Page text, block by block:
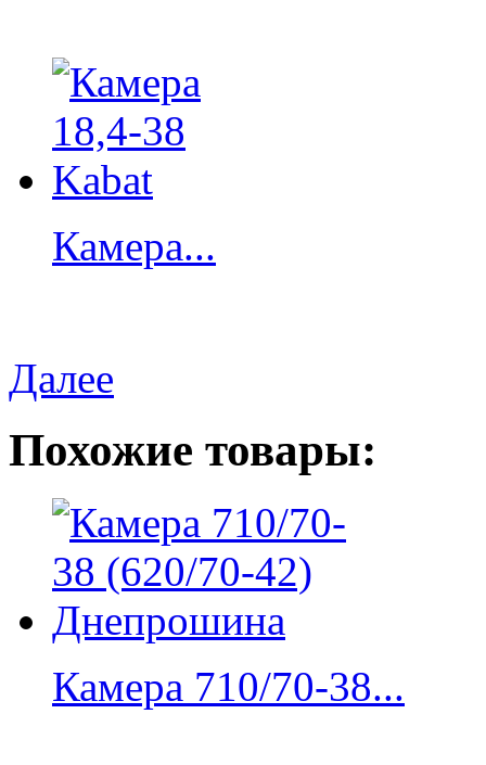
Камера...
Далее
Похожие товары:
Камера 710/70-38...